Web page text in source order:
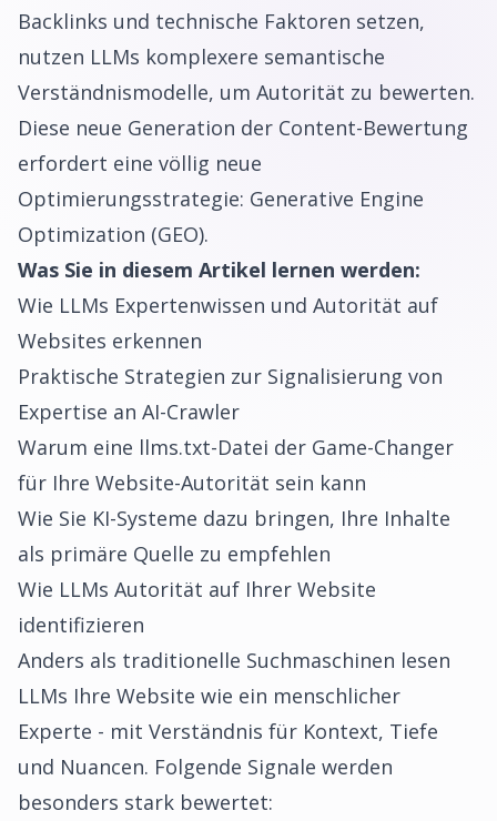
Backlinks und technische Faktoren setzen,
nutzen LLMs komplexere semantische
Verständnismodelle, um Autorität zu bewerten.
Diese neue Generation der Content-Bewertung
erfordert eine völlig neue
Optimierungsstrategie: Generative Engine
Optimization (GEO).
Was Sie in diesem Artikel lernen werden:
Wie LLMs Expertenwissen und Autorität auf
Websites erkennen
Praktische Strategien zur Signalisierung von
Expertise an AI-Crawler
Warum eine llms.txt-Datei der Game-Changer
für Ihre Website-Autorität sein kann
Wie Sie KI-Systeme dazu bringen, Ihre Inhalte
als primäre Quelle zu empfehlen
Wie LLMs Autorität auf Ihrer Website
identifizieren
Anders als traditionelle Suchmaschinen lesen
LLMs Ihre Website wie ein menschlicher
Experte - mit Verständnis für Kontext, Tiefe
und Nuancen. Folgende Signale werden
besonders stark bewertet: